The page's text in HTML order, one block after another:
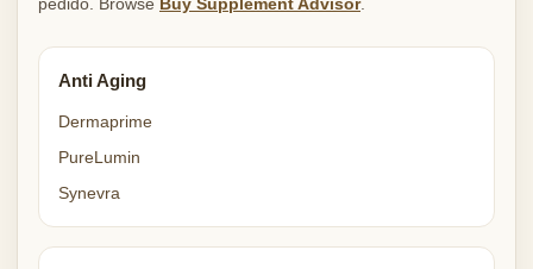
Anti Aging
Dermaprime
PureLumin
Synevra